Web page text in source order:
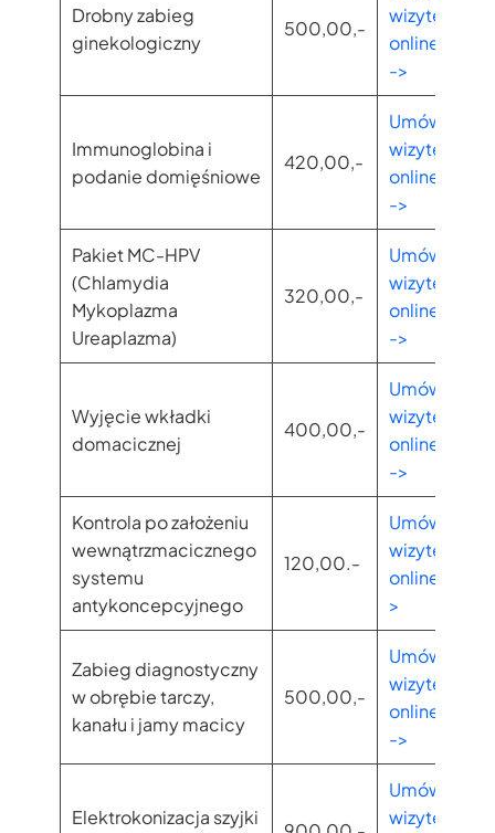
Drobny zabieg
ginekologiczny
500,00,-
wizytę
online
->
Immunoglobina i
podanie domięśniowe
420,00,-
Umów
wizytę
online
->
Pakiet MC-HPV
(Chlamydia
Mykoplazma
Ureaplazma)
320,00,-
Umów
wizytę
online
->
Wyjęcie wkładki
domacicznej
400,00,-
Umów
wizytę
online
->
Kontrola po założeniu
wewnątrzmacicznego
systemu
antykoncepcyjnego
120,00.-
Umów
wizytę
online-
>
Zabieg diagnostyczny
w obrębie tarczy,
kanału i jamy macicy
500,00,-
Umów
wizytę
online
->
Elektrokonizacja szyjki
Umów
wizytę